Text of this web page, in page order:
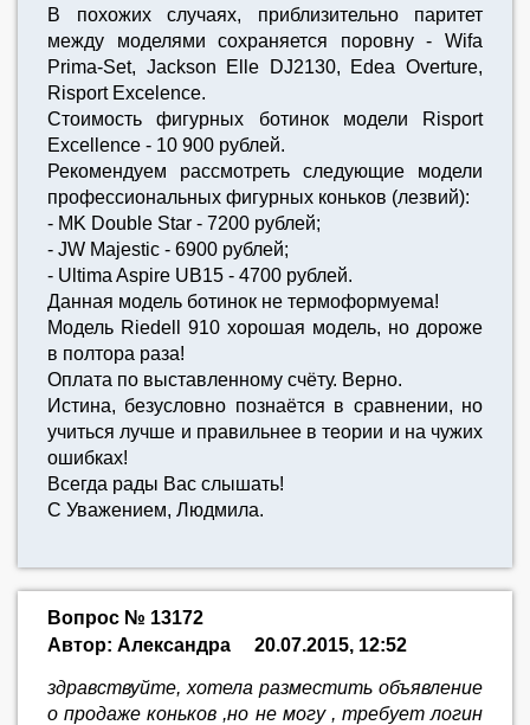
В похожих случаях, приблизительно паритет
между моделями сохраняется поровну - Wifa
Prima-Set, Jackson Elle DJ2130, Edea Overture,
Risport Excelence.
Стоимость фигурных ботинок модели Risport
Excellence - 10 900 рублей.
Рекомендуем рассмотреть следующие модели
профессиональных фигурных коньков (лезвий):
- MK Double Star - 7200 рублей;
- JW Majestic - 6900 рублей;
- Ultima Aspire UB15 - 4700 рублей.
Данная модель ботинок не термоформуема!
Модель Riedell 910 хорошая модель, но дороже
в полтора раза!
Оплата по выставленному счёту. Верно.
Истина, безусловно познаётся в сравнении, но
учиться лучше и правильнее в теории и на чужих
ошибках!
Всегда рады Вас слышать!
С Уважением, Людмила.
Вопрос № 13172
Автор: Александра
20.07.2015, 12:52
здравствуйте, хотела разместить объявление
о продаже коньков ,но не могу , требует логин